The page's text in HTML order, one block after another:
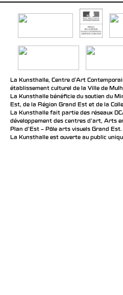
La Kunsthalle, Centre d’Art
établissement culturel de la Ville de
La Kunsthalle bénéficie du soutien du
Est, de la Région Grand Est et de la
La Kunsthalle fait partie des réseaux
développement des centres d'art, Arts
Plan d’Est – Pôle arts visuels Grand Est.
La Kunsthalle est ouverte au public